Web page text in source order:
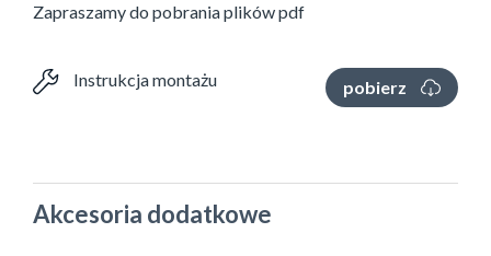
Zapraszamy do pobrania plików pdf
Instrukcja montażu pobierz
Akcesoria dodatkowe